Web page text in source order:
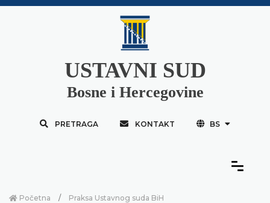
USTAVNI SUD
Bosne i Hercegovine
PRETRAGA KONTAKT BS
Početna
Praksa Ustavnog suda BiH